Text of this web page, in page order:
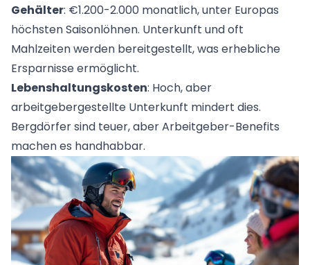
Gehälter: €1.200-2.000 monatlich, unter Europas
höchsten Saisonlöhnen. Unterkunft und oft
Mahlzeiten werden bereitgestellt, was erhebliche
Ersparnisse ermöglicht.
Lebenshaltungskosten: Hoch, aber
arbeitgebergestellte Unterkunft mindert dies.
Bergdörfer sind teuer, aber Arbeitgeber-Benefits
machen es handhabbar.